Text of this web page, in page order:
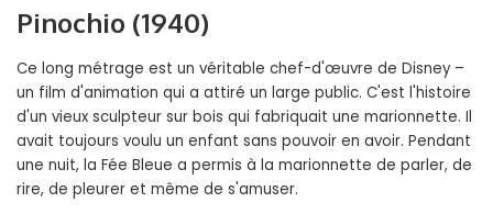
Pinochio (1940)
Ce long métrage est un véritable chef-d'œuvre de Disney –
un film d'animation qui a attiré un large public. C'est l'histoire
d'un vieux sculpteur sur bois qui fabriquait une marionnette. Il
avait toujours voulu un enfant sans pouvoir en avoir. Pendant
une nuit, la Fée Bleue a permis à la marionnette de parler, de
rire, de pleurer et même de s'amuser.